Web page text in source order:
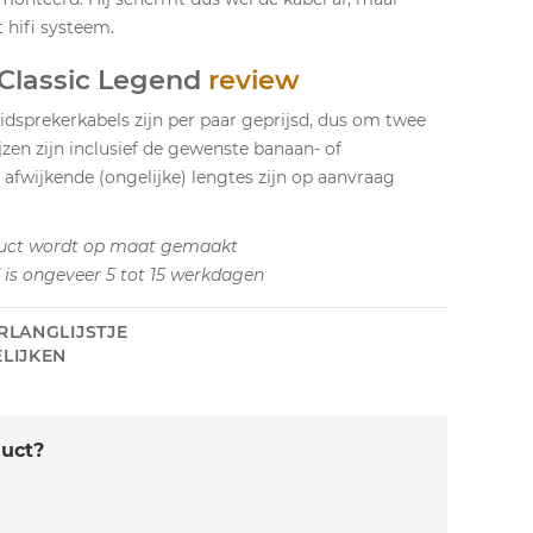
hifi systeem.
Legend review
zijn per paar geprijsd, dus om twee
zijn inclusief de gewenste banaan- of
(ongelijke) lengtes zijn op aanvraag
wordt op maat gemaakt
ongeveer 5 tot 15 werkdagen